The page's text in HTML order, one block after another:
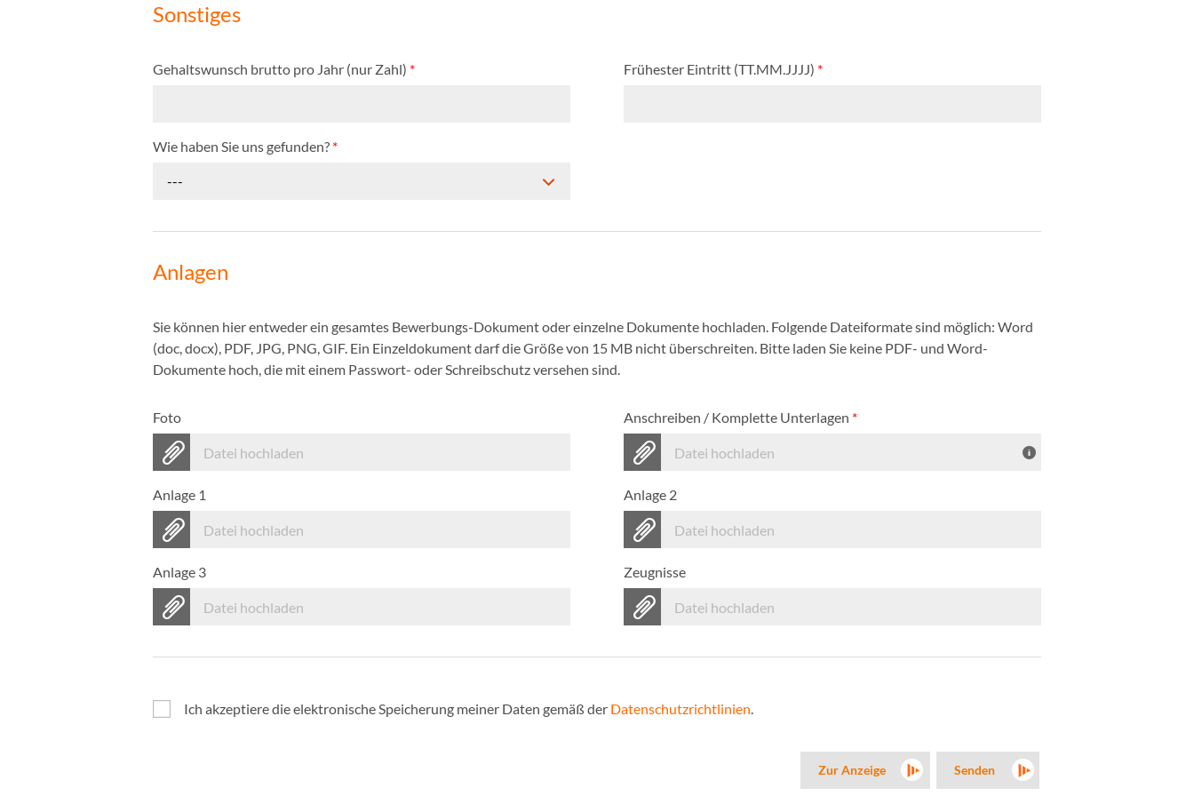
Sonstiges
Gehaltswunsch brutto pro Jahr (nur Zahl) * Frühester Eintritt (TT.MM.JJJJ) *
Wie haben Sie uns gefunden? *
---
Anlagen
Sie können hier entweder ein gesamtes Bewerbungs-Dokument oder einzelne Dokumente hochladen. Folgende Dateiformate sind möglich: Word
(doc, docx), PDF, JPG, PNG, GIF. Ein Einzeldokument darf die Größe von 15 MB nicht überschreiten. Bitte laden Sie keine PDF- und Word-
Dokumente hoch, die mit einem Passwort- oder Schreibschutz versehen sind.
Foto
Datei hochladen
Anschreiben / Komplette Unterlagen *
Datei hochladen
Anlage 1
Datei hochladen
Anlage 2
Datei hochladen
Anlage 3
Datei hochladen
Zeugnisse
Datei hochladen
Ich akzeptiere die elektronische Speicherung meiner Daten gemäß der Datenschutzrichtlinien.
Zur Anzeige Senden